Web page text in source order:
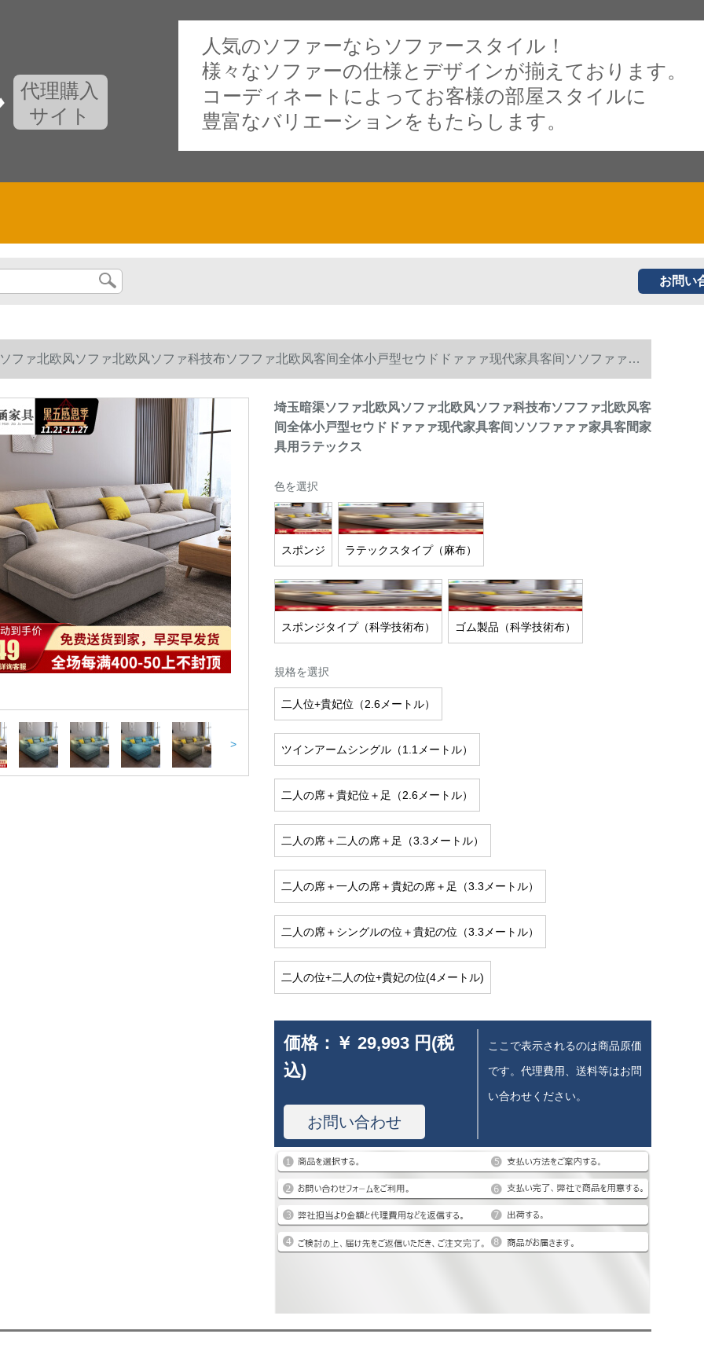
代理購入
サイト
人気のソファーならソファースタイル！
様々なソファーの仕様とデザインが揃えております。
コーディネートによってお客様の部屋スタイルに
豊富なバリエーションをもたらします。
お問い
ファ北欧风ソファ北欧风ソファ科技布ソフファ北欧风客间全体小戸型セウドドァァァ现代家具客间ソソファァァ
用ラテックス
>
埼玉暗渠ソファ北欧风ソファ北欧风ソファ科技布ソフファ北欧风客
间全体小戸型セウドドァァァ现代家具客间ソソファァァ家具客間家
具用ラテックス
色を選択
スポンジ ラテックスタイプ（麻布）
スポンジタイプ（科学技術布） ゴム製品（科学技術布）
規格を選択
二人位+貴妃位（2.6メートル）
ツインアームシングル（1.1メートル）
二人の席＋貴妃位＋足（2.6メートル）
二人の席＋二人の席＋足（3.3メートル）
二人の席＋一人の席＋貴妃の席＋足（3.3メートル）
二人の席＋シングルの位＋貴妃の位（3.3メートル）
二人の位+二人の位+貴妃の位(4メートル)
価格： ￥ 29,993 円(税
込)
お問い合わせ
ここで表示されるのは商品原価
です。代理費用、送料等はお問
い合わせください。